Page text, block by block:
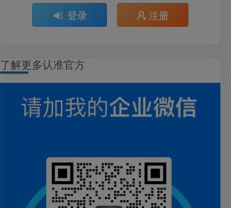
登录 注册
了解更多认准官方